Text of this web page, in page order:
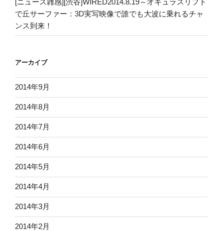
で丘サーファー：3D実写映像で誰でも大波に乗れるチャ
ンス到来！
アーカイブ
2014年9月
2014年8月
2014年7月
2014年6月
2014年5月
2014年4月
2014年3月
2014年2月